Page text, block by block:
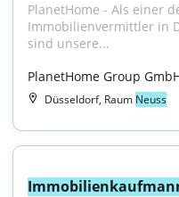
PlanetHome - Als einer
Immobilienvermittler in
sind unsere...
PlanetHome Group
Düsseldorf, Raum Neuss